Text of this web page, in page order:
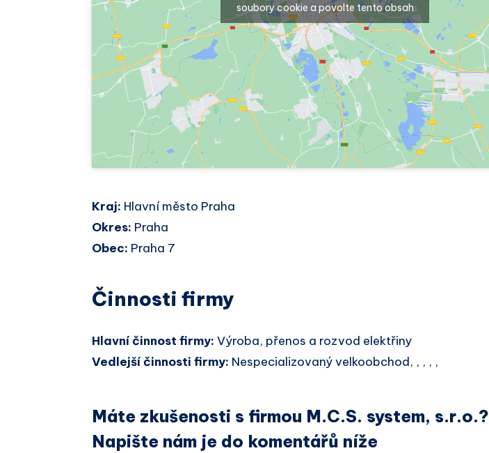
soubory cookie a povolte tento obsah
Kraj: Hlavní město Praha
Okres: Praha
Obec: Praha 7
Činnosti firmy
Hlavní činnost firmy: Výroba, přenos a rozvod elektřiny
Vedlejší činnosti firmy: Nespecializovaný velkoobchod, , , , ,
Máte zkušenosti s firmou M.C.S. system, s.r.o.?
Napište nám je do komentářů níže